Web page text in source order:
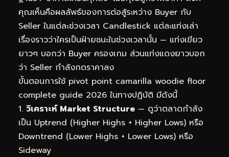
คุณเห็นคือผลลัพธ์ของการต่อสู้ระหว่าง Buyer กับ
Seller ในแต่ละช่วงเวลา Candlestick แต่ละแท่งเล่า
เรื่องราวว่าใครเป็นฝ่ายชนะในช่วงเวลานั้น — แท่งเขียว
ยาวๆ บอกว่า Buyer ครองเกม ส่วนแท่งแดงยาวบอก
ว่า Seller กำลังกดราคาลง
ขั้นตอนการใช้ pivot point camarilla woodie floor
complete guide 2026 ในทางปฏิบัติ มีดังนี้
วิเคราะห์ Market Structure — ดูว่าตลาดกำลัง
เป็น Uptrend (Higher Highs + Higher Lows) หรือ
Downtrend (Lower Highs + Lower Lows) หรือ
Sideway